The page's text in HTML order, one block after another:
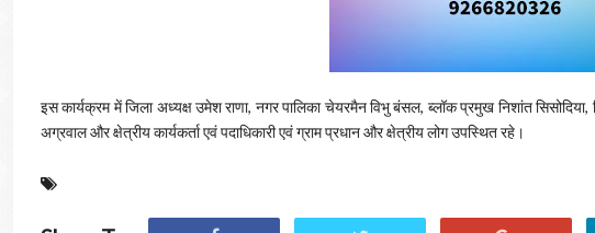
इस कार्यक्रम में जिला अध्यक्ष उमेश राणा, नगर पालिका चेयरमैन विभु बंसल, ब्लॉक प्रमुख निशांत
अग्रवाल और क्षेत्रीय कार्यकर्ता एवं पदाधिकारी एवं ग्राम प्रधान और क्षेत्रीय लोग उपस्थित रहे।